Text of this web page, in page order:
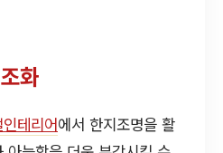
화
인테리어에서 한지조명을 활